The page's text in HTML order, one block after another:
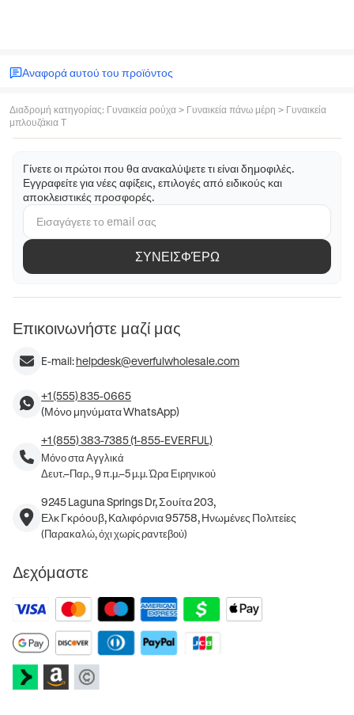
Αναφορά αυτού του προϊόντος
Διαδρομή κατηγορίας: Γυναικεία ρούχα > Γυναικεία πάνω μέρη > Γυναικεία
μπλουζάκια T
Γίνετε οι πρώτοι που θα ανακαλύψετε τι είναι δημοφιλές.
Εγγραφείτε για νέες αφίξεις, επιλογές από ειδικούς και
αποκλειστικές προσφορές.
ΣΥΝΕΙΣΦΈΡΩ
Επικοινωνήστε μαζί μας
E-mail:helpdesk@everfulwholesale.com
+1 (555) 835-0665
(Μόνο μηνύματα WhatsApp)
+1 (855) 383-7385 (1-855-EVERFUL)
Μόνο στα Αγγλικά
Δευτ.–Παρ., 9 π.μ.–5 μ.μ. Ώρα Ειρηνικού
9245 Laguna Springs Dr, Σουίτα 203,
Ελκ Γκρόουβ, Καλιφόρνια 95758, Ηνωμένες Πολιτείες
(Παρακαλώ, όχι χωρίς ραντεβού)
Δεχόμαστε